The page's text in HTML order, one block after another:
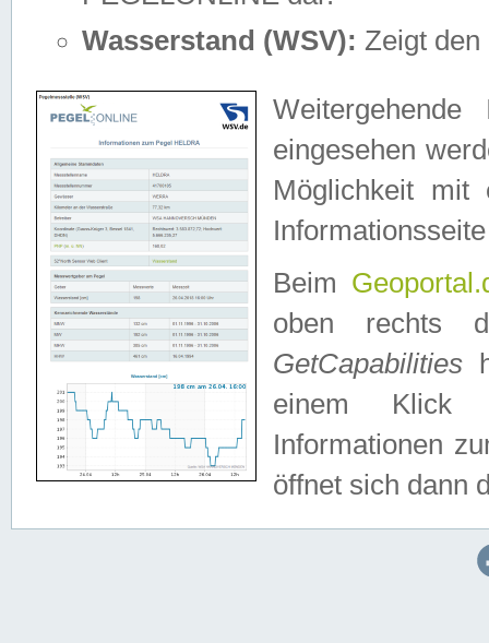
Wasserstand (WSV): Zeigt den
eingesehen
Möglichkeit mit
Beim
oben rechts
GetCapabilities
einem Klick
Informationen
öffnet sich dann